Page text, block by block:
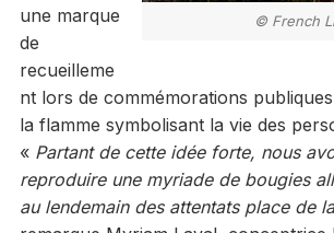
© French
une marque
de
recueilleme
nt lors de commémorations
la flamme symbolisant la vie des
« Partant de cette idée forte, nous
reproduire une myriade de bougies
au lendemain des attentats place de